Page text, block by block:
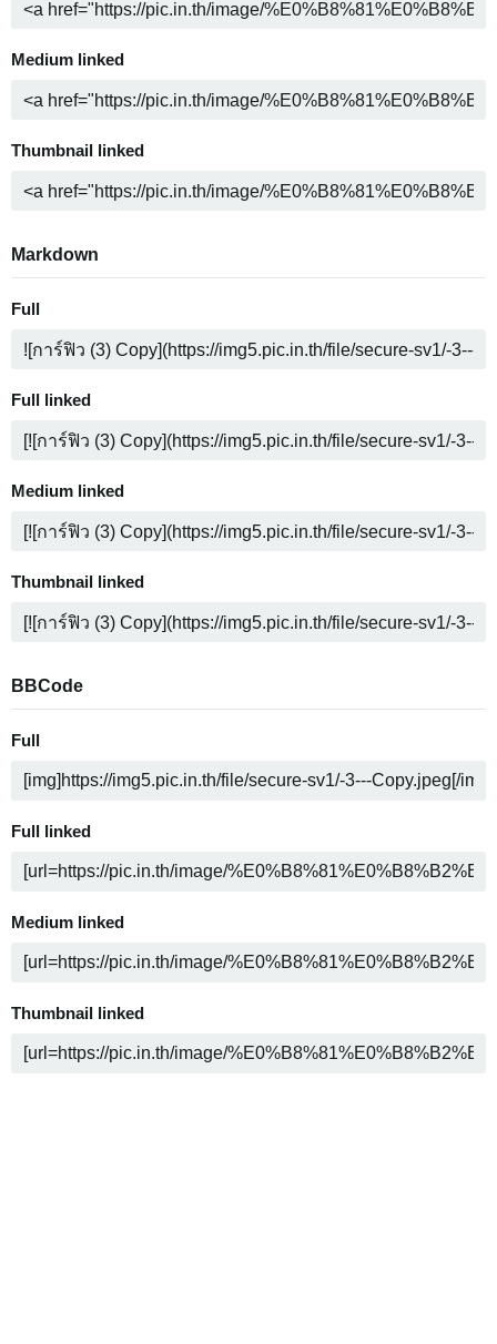
Medium linked
Thumbnail linked
Markdown
Full
Full linked
Medium linked
Thumbnail linked
BBCode
Full
Full linked
Medium linked
Thumbnail linked